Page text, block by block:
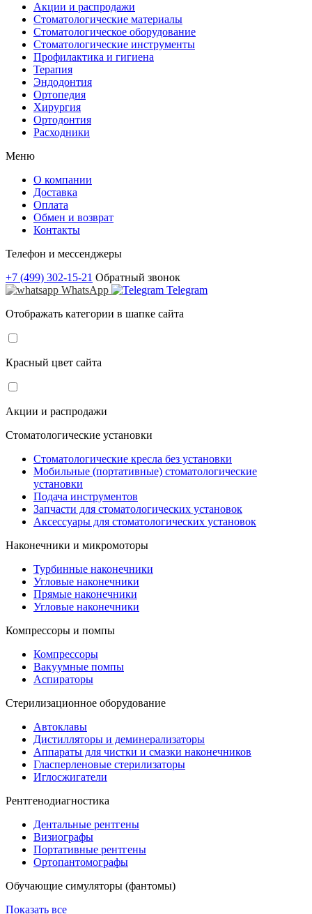
Акции и распродажи
Стоматологические материалы
Стоматологическое оборудование
Стоматологические инструменты
Профилактика и гигиена
Терапия
Эндодонтия
Ортопедия
Хирургия
Ортодонтия
Расходники
Меню
О компании
Доставка
Оплата
Обмен и возврат
Контакты
Телефон и мессенджеры
+7 (499) 302-15-21 Обратный звонок
WhatsApp
Telegram
Отображать категории в шапке сайта
Красный цвет сайта
Акции и распродажи
Стоматологические установки
Стоматологические кресла без установки
Мобильные (портативные) стоматологические
установки
Подача инструментов
Запчасти для стоматологических установок
Аксессуары для стоматологических установок
Наконечники и микромоторы
Турбинные наконечники
Угловые наконечники
Прямые наконечники
Угловые наконечники
Компрессоры и помпы
Компрессоры
Вакуумные помпы
Аспираторы
Стерилизационное оборудование
Автоклавы
Дистилляторы и деминерализаторы
Аппараты для чистки и смазки наконечников
Гласперленовые стерилизаторы
Иглосжигатели
Рентгенодиагностика
Дентальные рентгены
Визиографы
Портативные рентгены
Ортопантомографы
Обучающие симуляторы (фантомы)
Показать все